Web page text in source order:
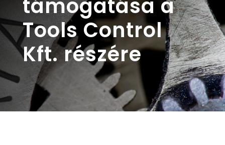
támogatása a
Tools Control
Kft. részére